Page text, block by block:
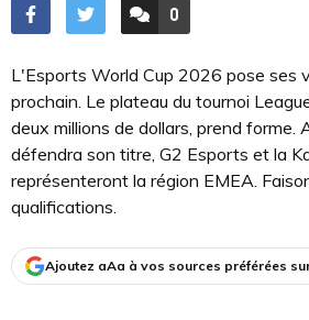
ACCÉDER AUX
0
COMMENTAIRES
L'Esports World Cup 2026 pose ses
prochain. Le plateau du tournoi
deux millions de dollars, prend forme.
défendra son titre, G2 Esports et la
représenteront la région EMEA.
qualifications.
Ajoutez aAa à vos sources préférées